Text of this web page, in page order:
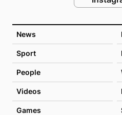
News
Sport
People
Videos
Games